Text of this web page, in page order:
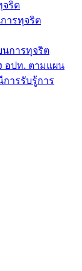
จริต
ารทุจริต
นการทุจริต
อปท. ตามแผน
ารรับรู้การ